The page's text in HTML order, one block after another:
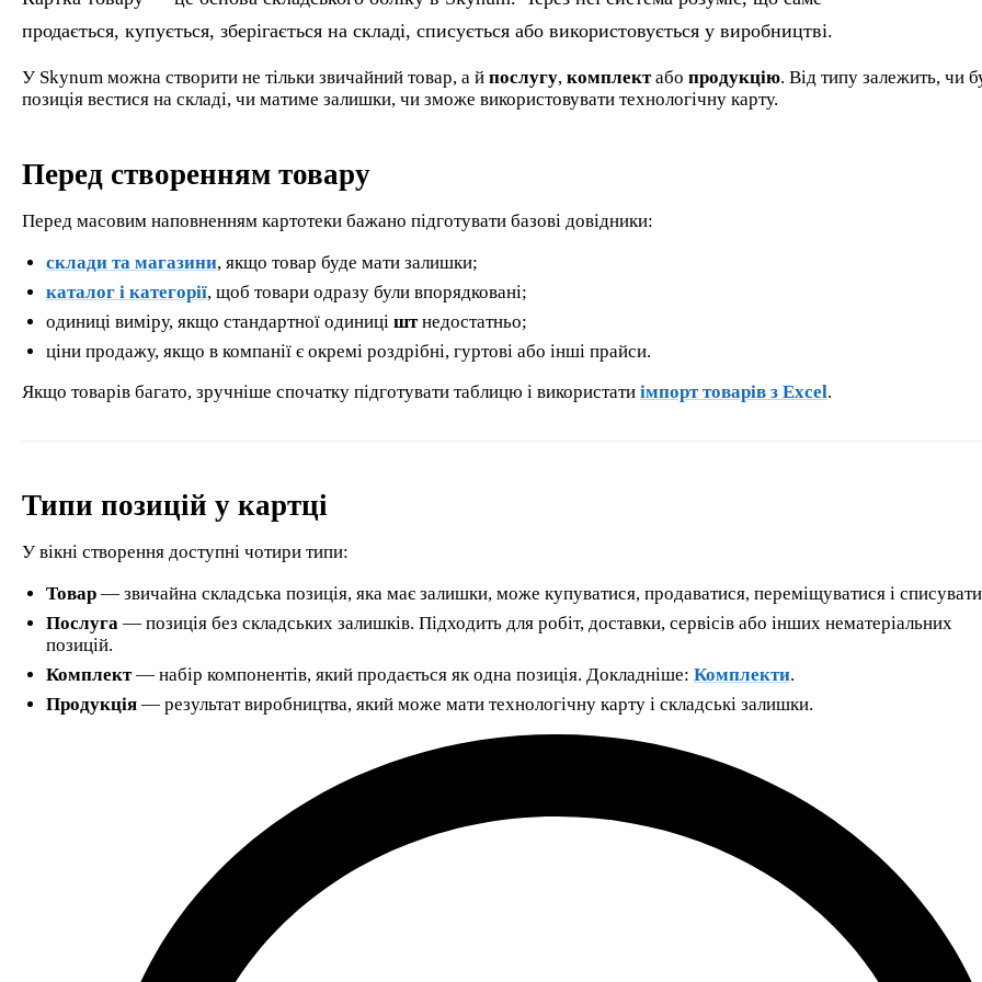
продається, купується, зберігається на складі, списується або використовується у виробництві.
У Skynum можна створити не тільки звичайний товар, а й послугу, комплектабо продукцію. Від типу залежить, чи
позиція вестися на складі, чи матиме залишки, чи зможе використовувати технологічну карту.
Перед створенням товару
Перед масовим наповненням картотеки бажано підготувати базові довідники:
склади та магазини, якщо товар буде мати залишки;
каталог і категорії, щоб товари одразу були впорядковані;
одиниці виміру, якщо стандартної одиниці штнедостатньо;
ціни продажу, якщо в компанії є окремі роздрібні, гуртові або інші прайси.
Якщо товарів багато, зручніше спочатку підготувати таблицю і використати імпорт товарів з Excel.
Типи позицій у картці
У вікні створення доступні чотири типи:
Товар— звичайна складська позиція, яка має залишки, може купуватися, продаватися, переміщуватися і
Послуга— позиція без складських залишків. Підходить для робіт, доставки, сервісів або інших нематеріальних
позицій.
Комплект— набір компонентів, який продається як одна позиція. Докладніше: Комплекти.
Продукція— результат виробництва, який може мати технологічну карту і складські залишки.